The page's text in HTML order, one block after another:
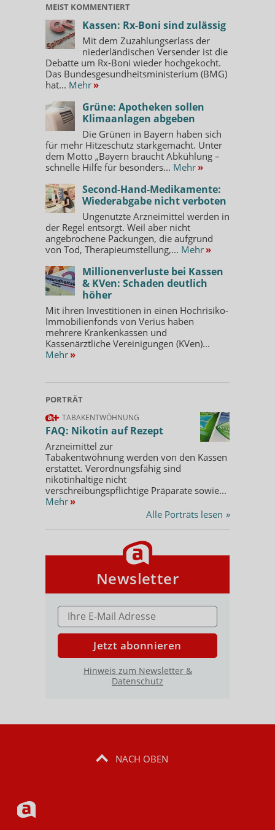
MEIST KOMMENTIERT
Kassen: Rx-Boni sind zulässig
Mit dem Zuzahlungserlass der
niederländischen Versender ist die
Debatte um Rx-Boni wieder hochgekocht.
Das Bundesgesundheitsministerium (BMG)
hat... Mehr »
Grüne: Apotheken sollen
Klimaanlagen abgeben
Die Grünen in Bayern haben sich
für mehr Hitzeschutz starkgemacht. Unter
dem Motto „Bayern braucht Abkühlung –
schnelle Hilfe für besonders... Mehr »
Second-Hand-Medikamente:
Wiederabgabe nicht verboten
Ungenutzte Arzneimittel werden in
der Regel entsorgt. Weil aber nicht
angebrochene Packungen, die aufgrund
von Tod, Therapieumstellung,... Mehr »
Millionenverluste bei Kassen
& KVen: Schaden deutlich
höher
Mit ihren Investitionen in einen Hochrisiko-
Immobilienfonds von Verius haben
mehrere Krankenkassen und
Kassenärztliche Vereinigungen (KVen)...
Mehr »
PORTRÄT
TABAKENTWÖHNUNG
FAQ: Nikotin auf Rezept
Arzneimittel zur
Tabakentwöhnung werden von den Kassen
erstattet. Verordnungsfähig sind
nikotinhaltige nicht
verschreibungspflichtige Präparate sowie...
Mehr »
Alle Porträts lesen »
Newsletter
E-MAIL ADRESSE
Jetzt abonnieren
Hinweis zum Newsletter &
Datenschutz
NACH OBEN